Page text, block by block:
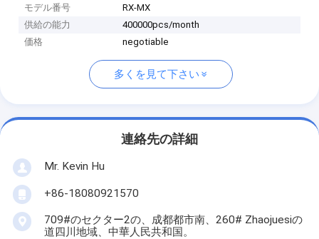
モデル番号
RX-MX
供給の能力
400000pcs/month
価格
negotiable
多くを見て下さい
連絡先の詳細
Mr. Kevin Hu
+86-18080921570
709#のセクター2の、成都都市南、260# Zhaojuesiの
道四川地域、中華人民共和国。